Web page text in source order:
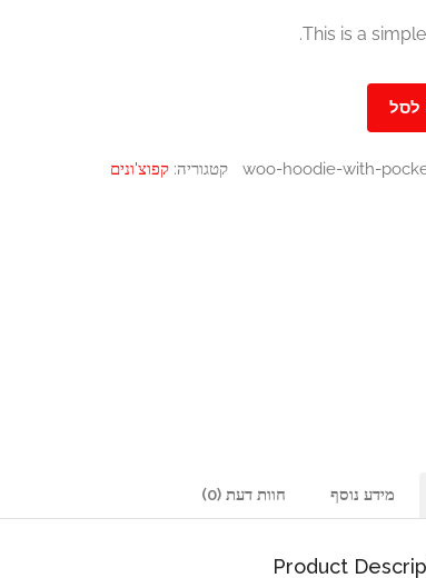
£45.00.
£35.00.
This is a
לסל
woo-hoodie-with- קטגוריה: קפוצ'ונים
מידע נוסף חוות דעת (0)
Product